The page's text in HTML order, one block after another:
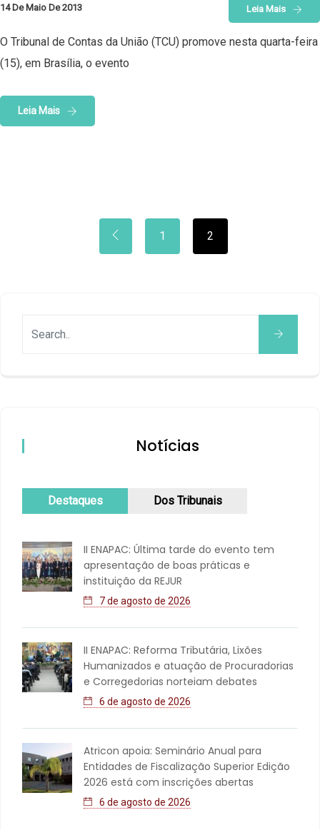
14 De Maio De 2013 Leia Mais
O Tribunal de Contas da União (TCU) promove nesta quarta-feira
(15), em Brasília, o evento
Leia Mais
1 2
Notícias
Destaques Dos Tribunais
II ENAPAC: Última tarde do evento tem
apresentação de boas práticas e
instituição da REJUR
7 de agosto de 2026
II ENAPAC: Reforma Tributária, Lixões
Humanizados e atuação de Procuradorias
e Corregedorias norteiam debates
6 de agosto de 2026
Atricon apoia: Seminário Anual para
Entidades de Fiscalização Superior Edição
2026 está com inscrições abertas
6 de agosto de 2026